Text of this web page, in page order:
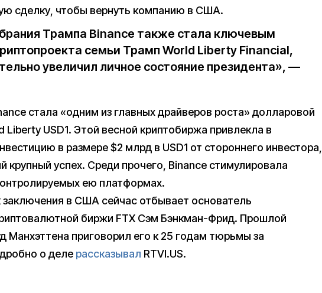
сделку, чтобы вернуть компанию в США.
Трампа Binance также стала ключевым
семьи Трамп World Liberty Financial,
увеличил личное состояние президента», —
стала «одним из главных драйверов роста» долларовой
Liberty USD1. Этой весной криптобиржа привлекла в
в размере $2 млрд в USD1 от стороннего инвестора,
крупный успех. Среди прочего, Binance стимулировала
ею платформах.
в США сейчас отбывает основатель
биржи FTX Сэм Бэнкман-Фрид. Прошлой
Манхэттена приговорил его к 25 годам тюрьмы за
о деле рассказывал RTVI.US.